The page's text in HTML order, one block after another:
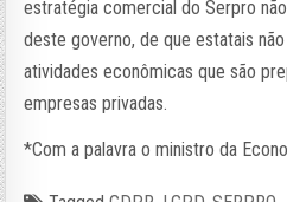
estratégia comercial do Serpro
deste governo, de que estatais
atividades econômicas que são
empresas privadas.
*Com a palavra o ministro da